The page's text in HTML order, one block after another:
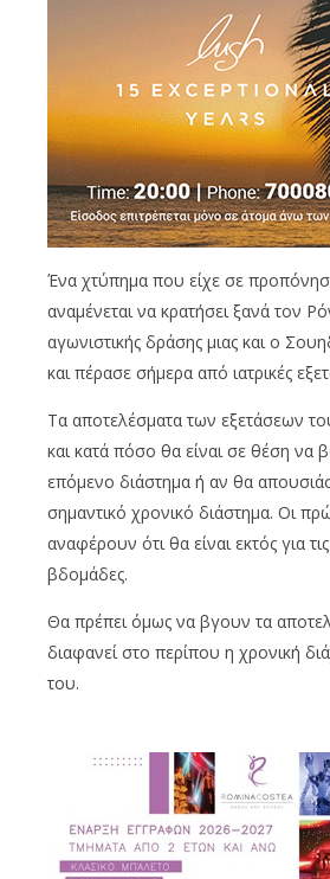
Ένα χτύπημα που είχε σε
αναμένεται να κρατήσει ξανά τον
αγωνιστικής δράσης μιας και ο
και πέρασε σήμερα από ιατρικές
Τα αποτελέσματα των εξετάσεων
και κατά πόσο θα είναι σε θέση να
επόμενο διάστημα ή αν θα
σημαντικό χρονικό διάστημα. Οι
αναφέρουν ότι θα είναι εκτός για
βδομάδες.
Θα πρέπει όμως να βγουν τα
διαφανεί στο περίπου η χρονική
του.